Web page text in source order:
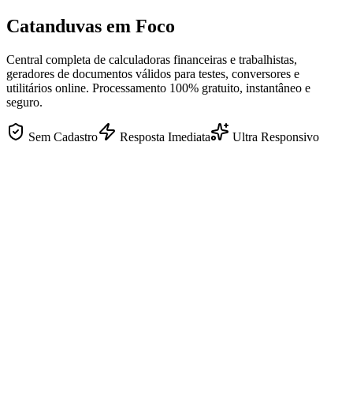
Catanduvas em Foco
Central completa de calculadoras financeiras e trabalhistas,
geradores de documentos válidos para testes, conversores e
utilitários online. Processamento 100% gratuito, instantâneo e
seguro.
Sem Cadastro Resposta Imediata Ultra Responsivo